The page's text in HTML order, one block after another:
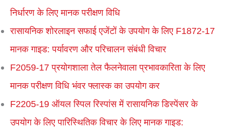
निर्धारण के लिए मानक परीक्षण विधि
रासायनिक शोरलाइन सफाई एजेंटों के उपयोग के लिए F1872-17
मानक गाइड: पर्यावरण और परिचालन संबंधी विचार
F2059-17 प्रयोगशाला तेल फैलनेवाला प्रभावकारिता के लिए
मानक परीक्षण विधि भंवर फ्लास्क का उपयोग कर
F2205-19 ऑयल स्पिल रिस्पांस में रासायनिक डिस्पेंसर के
उपयोग के लिए पारिस्थितिक विचार के लिए मानक गाइड: